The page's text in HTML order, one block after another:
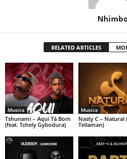
RELATED ARTICLES
Musica
Tshunami – Aqui Tá Bom
(feat. Tchely Gybodura)
Musica
Nasty C – Natural
Tellaman)